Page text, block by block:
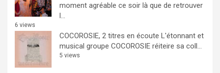
moment agréable ce soir là que de retrouver
l...
6 views
COCOROSIE, 2 titres en écoute L'étonnant et
musical groupe COCOROSIE réiteire sa coll...
5 views